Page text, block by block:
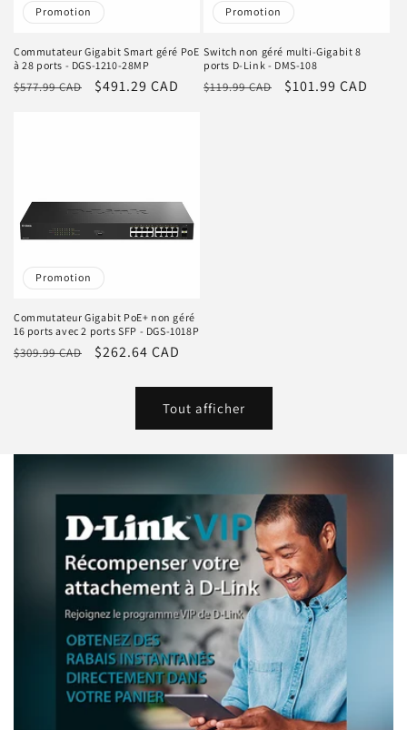
Promotion
Commutateur Gigabit Smart géré PoE
à 28 ports - DGS-1210-28MP
Prix
$577.99 CAD
Prix
$491.29 CAD
Promotion
Switch non géré multi-Gigabit 8
ports D-Link - DMS-108
Prix
$119.99 CAD
Prix
$101.99 CAD
Promotion
Commutateur Gigabit PoE+ non géré
16 ports avec 2 ports SFP - DGS-1018P
Prix
$309.99 CAD
Prix
$262.64 CAD
Tout afficher